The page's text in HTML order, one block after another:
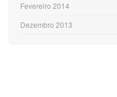
Fevereiro 2014
Dezembro 2013